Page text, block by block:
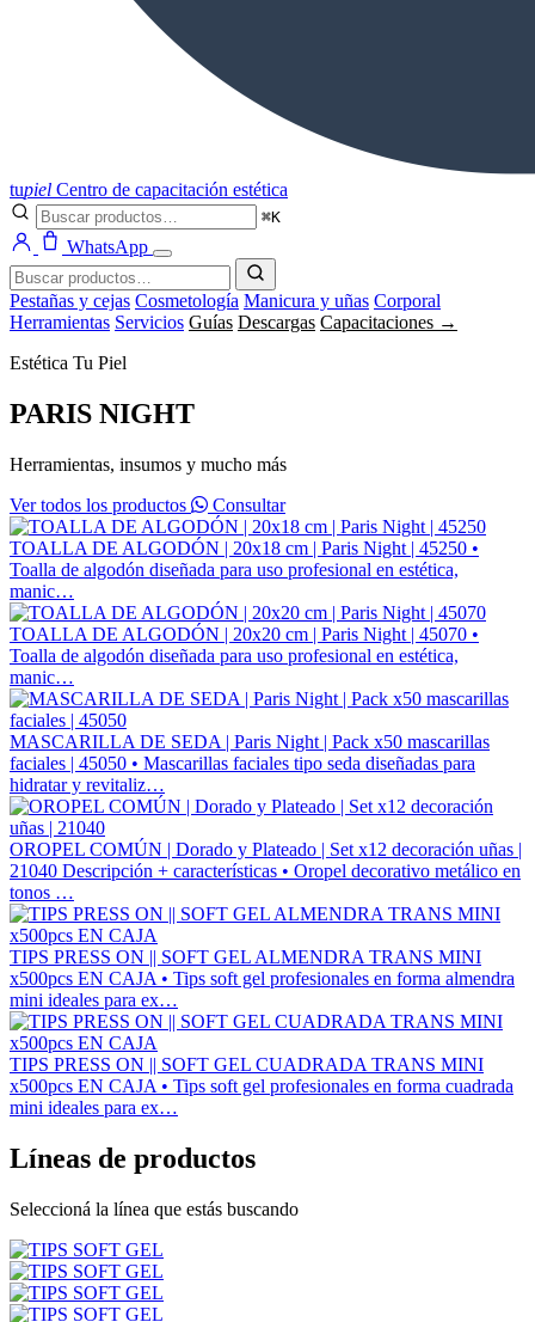
tupiel Centro de capacitación estética
⌘K
WhatsApp
Pestañas y cejas Cosmetología Manicura y uñas Corporal
Herramientas Servicios Guías Descargas Capacitaciones →
Estética Tu Piel
PARIS NIGHT
Herramientas, insumos y mucho más
Ver todos los productos
Consultar
TOALLA DE ALGODÓN | 20x18 cm | Paris Night | 45250 •
Toalla de algodón diseñada para uso profesional en estética,
manic…
TOALLA DE ALGODÓN | 20x20 cm | Paris Night | 45070 •
Toalla de algodón diseñada para uso profesional en estética,
manic…
MASCARILLA DE SEDA | Paris Night | Pack x50 mascarillas
faciales | 45050 • Mascarillas faciales tipo seda diseñadas para
hidratar y revitaliz…
OROPEL COMÚN | Dorado y Plateado | Set x12 decoración uñas |
21040 Descripción + características • Oropel decorativo metálico en
tonos …
TIPS PRESS ON || SOFT GEL ALMENDRA TRANS MINI
x500pcs EN CAJA • Tips soft gel profesionales en forma almendra
mini ideales para ex…
TIPS PRESS ON || SOFT GEL CUADRADA TRANS MINI
x500pcs EN CAJA • Tips soft gel profesionales en forma cuadrada
mini ideales para ex…
Líneas de productos
Seleccioná la línea que estás buscando